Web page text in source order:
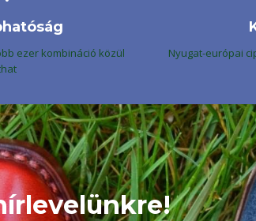
ezer kombináció közül
Nyugat-európai